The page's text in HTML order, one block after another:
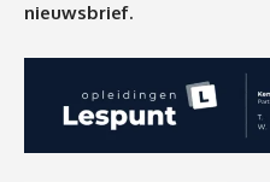
nieuwsbrief.